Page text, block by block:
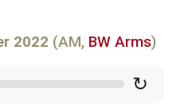
2022 (AM, BW Arms)
↻